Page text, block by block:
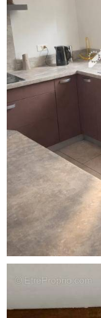
ainsi qu'un wc
À l'étage,
supplémentaires,
aménagée selon
espace détente ou
de bains avec WC.
Côté confort, la
électriques. Vous
volets électriques et
À l'extérieur, le
agréable ainsi qu'un
Un bien rare, idéal
luminosité et d'un
proche des grands
Taxe foncière : 1800
visiter sans tarder
Prix Honoraires
Votre contact : MME